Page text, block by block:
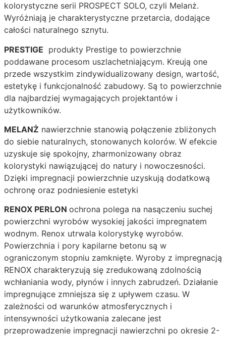
kolorystyczne serii PROSPECT SOLO, czyli Melanż.
Wyróżniają je charakterystyczne przetarcia, dodające
całości naturalnego sznytu.
PRESTIGE produkty Prestige to powierzchnie
poddawane procesom uszlachetniającym. Kreują one
przede wszystkim zindywidualizowany design, wartość,
estetykę i funkcjonalność zabudowy. Są to powierzchnie
dla najbardziej wymagających projektantów i
użytkowników.
MELANŻ nawierzchnie stanowią połączenie zbliżonych
do siebie naturalnych, stonowanych kolorów. W efekcie
uzyskuje się spokojny, zharmonizowany obraz
kolorystyki nawiązującej do natury i nowoczesności.
Dzięki impregnacji powierzchnie uzyskują dodatkową
ochronę oraz podniesienie estetyki
RENOX PERLON ochrona polega na nasączeniu suchej
powierzchni wyrobów wysokiej jakości impregnatem
wodnym. Renox utrwala kolorystykę wyrobów.
Powierzchnia i pory kapilarne betonu są w
ograniczonym stopniu zamknięte. Wyroby z impregnacją
RENOX charakteryzują się zredukowaną zdolnością
wchłaniania wody, płynów i innych zabrudzeń. Działanie
impregnujące zmniejsza się z upływem czasu. W
zależności od warunków atmosferycznych i
intensywności użytkowania zalecane jest
przeprowadzenie impregnacji nawierzchni po okresie 2-